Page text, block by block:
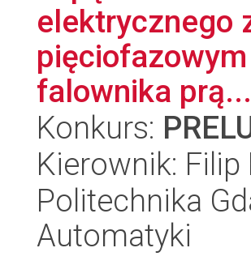
elektrycznego
falownika prą...
Konkurs:
Kierownik:
Politechnika
Automatyki